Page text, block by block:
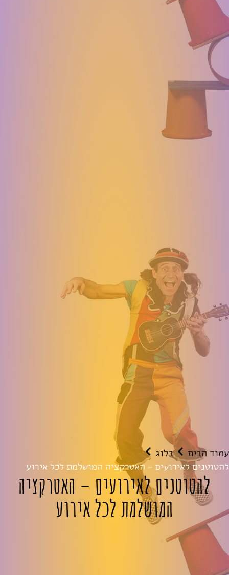
עמוד הבית
בלוג
להטוטנים לאירועים – האטרקציה המושלמת לכל אירוע
להטוטנים לאירועים – האטרקציה
המושלמת לכל אירוע